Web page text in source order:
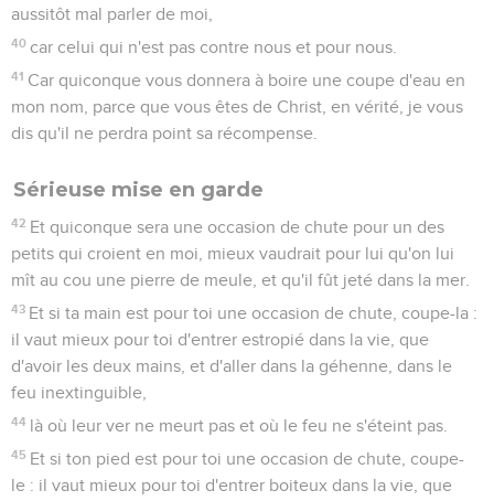
aussitôt mal parler de moi,
40 car celui qui n'est pas contre nous et pour nous.
41 Car quiconque vous donnera à boire une coupe d'eau en
mon nom, parce que vous êtes de Christ, en vérité, je vous
dis qu'il ne perdra point sa récompense.
Sérieuse mise en garde
42 Et quiconque sera une occasion de chute pour un des
petits qui croient en moi, mieux vaudrait pour lui qu'on lui
mît au cou une pierre de meule, et qu'il fût jeté dans la mer.
43 Et si ta main est pour toi une occasion de chute, coupe-la :
il vaut mieux pour toi d'entrer estropié dans la vie, que
d'avoir les deux mains, et d'aller dans la géhenne, dans le
feu inextinguible,
44 là où leur ver ne meurt pas et où le feu ne s'éteint pas.
45 Et si ton pied est pour toi une occasion de chute, coupe-
le : il vaut mieux pour toi d'entrer boiteux dans la vie, que